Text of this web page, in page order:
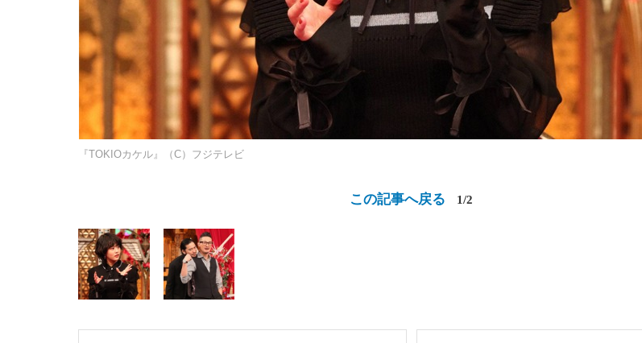
『TOKIOカケル』（C）フジテレビ
この記事へ戻る 1/2